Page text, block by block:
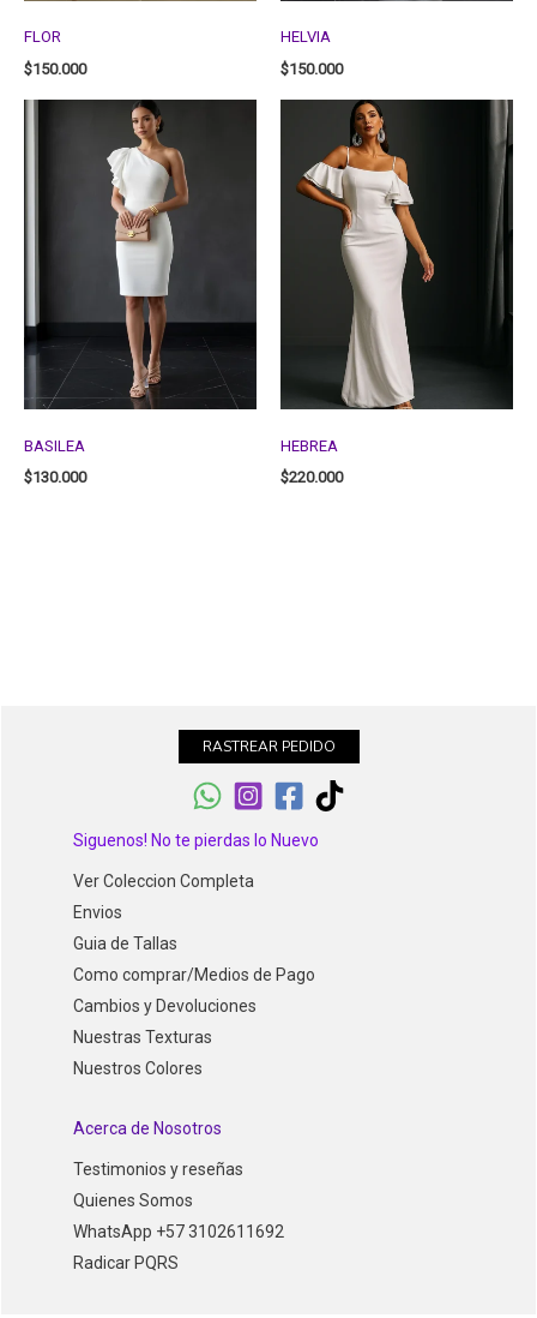
FLOR
$150.000
HELVIA
$150.000
BASILEA
$130.000
HEBREA
$220.000
RASTREAR PEDIDO
Siguenos! No te pierdas lo Nuevo
Ver Coleccion Completa
Envios
Guia de Tallas
Como comprar/Medios de Pago
Cambios y Devoluciones
Nuestras Texturas
Nuestros Colores
Acerca de Nosotros
Testimonios y reseñas
Quienes Somos
WhatsApp +57 3102611692
Radicar PQRS